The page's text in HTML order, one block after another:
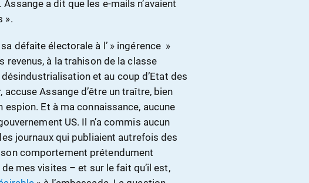
a dit que les e-mails n’avaient
».
défaite électorale à l’ » ingérence »
revenus, à la trahison de la classe
et au coup d’Etat des
Assange d’être un traître, bien
espion. Et à ma connaissance, aucune
US. Il n’a commis aucun
journaux qui publiaient autrefois des
comportement prétendument
mes visites – et sur le fait qu’il est,